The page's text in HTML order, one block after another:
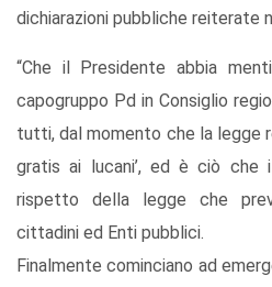
dichiarazioni pubbliche reiterate
“Che il Presidente abbia
capogruppo Pd in Consiglio
tutti, dal momento che la legge
gratis ai lucani’, ed è ciò che
rispetto della legge che
cittadini ed Enti pubblici.
Finalmente cominciano ad